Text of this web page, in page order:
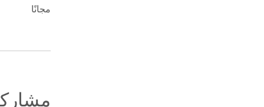
مجانًا